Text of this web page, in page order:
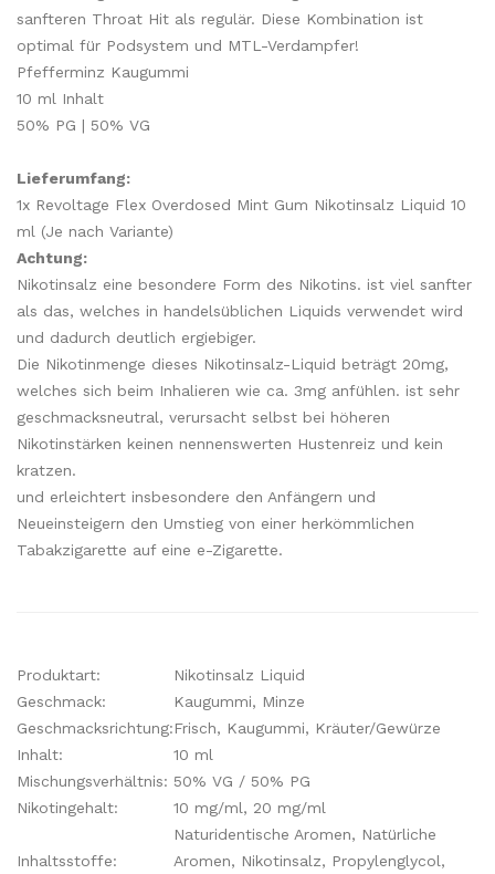
sanfteren Throat Hit als regulär. Diese Kombination ist
optimal für Podsystem und MTL-Verdampfer!
Pfefferminz Kaugummi
10 ml Inhalt
50% PG | 50% VG
Lieferumfang:
1x Revoltage Flex Overdosed Mint Gum Nikotinsalz Liquid 10
ml (Je nach Variante)
Achtung:
Nikotinsalz eine besondere Form des Nikotins. ist viel sanfter
als das, welches in handelsüblichen Liquids verwendet wird
und dadurch deutlich ergiebiger.
Die Nikotinmenge dieses Nikotinsalz-Liquid beträgt 20mg,
welches sich beim Inhalieren wie ca. 3mg anfühlen. ist sehr
geschmacksneutral, verursacht selbst bei höheren
Nikotinstärken keinen nennenswerten Hustenreiz und kein
kratzen.
und erleichtert insbesondere den Anfängern und
Neueinsteigern den Umstieg von einer herkömmlichen
Tabakzigarette auf eine e-Zigarette.
Produktart:
Nikotinsalz Liquid
Geschmack:
Kaugummi, Minze
Geschmacksrichtung:Frisch, Kaugummi, Kräuter/Gewürze
Inhalt:
10 ml
Mischungsverhältnis: 50% VG / 50% PG
Nikotingehalt:
10 mg/ml, 20 mg/ml
Inhaltsstoffe:
Naturidentische Aromen, Natürliche
Aromen, Nikotinsalz, Propylenglycol,